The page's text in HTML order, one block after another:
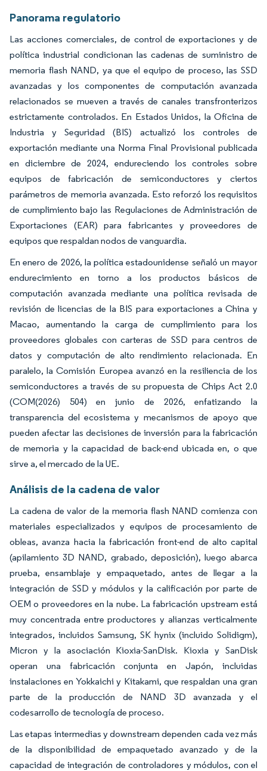
Panorama regulatorio
Las acciones comerciales, de control de exportaciones y de
política industrial condicionan las cadenas de suministro de
memoria flash NAND, ya que el equipo de proceso, las SSD
avanzadas y los componentes de computación avanzada
relacionados se mueven a través de canales transfronterizos
estrictamente controlados. En Estados Unidos, la Oficina de
Industria y Seguridad (BIS) actualizó los controles de
exportación mediante una Norma Final Provisional publicada
en diciembre de 2024, endureciendo los controles sobre
equipos de fabricación de semiconductores y ciertos
parámetros de memoria avanzada. Esto reforzó los requisitos
de cumplimiento bajo las Regulaciones de Administración de
Exportaciones (EAR) para fabricantes y proveedores de
equipos que respaldan nodos de vanguardia.
En enero de 2026, la política estadounidense señaló un mayor
endurecimiento en torno a los productos básicos de
computación avanzada mediante una política revisada de
revisión de licencias de la BIS para exportaciones a China y
Macao, aumentando la carga de cumplimiento para los
proveedores globales con carteras de SSD para centros de
datos y computación de alto rendimiento relacionada. En
paralelo, la Comisión Europea avanzó en la resiliencia de los
semiconductores a través de su propuesta de Chips Act 2.0
(COM(2026) 504) en junio de 2026, enfatizando la
transparencia del ecosistema y mecanismos de apoyo que
pueden afectar las decisiones de inversión para la fabricación
de memoria y la capacidad de back-end ubicada en, o que
sirve a, el mercado de la UE.
Análisis de la cadena de valor
La cadena de valor de la memoria flash NAND comienza con
materiales especializados y equipos de procesamiento de
obleas, avanza hacia la fabricación front-end de alto capital
(apilamiento 3D NAND, grabado, deposición), luego abarca
prueba, ensamblaje y empaquetado, antes de llegar a la
integración de SSD y módulos y la calificación por parte de
OEM o proveedores en la nube. La fabricación upstream está
muy concentrada entre productores y alianzas verticalmente
integrados, incluidos Samsung, SK hynix (incluido Solidigm),
Micron y la asociación Kioxia-SanDisk. Kioxia y SanDisk
operan una fabricación conjunta en Japón, incluidas
instalaciones en Yokkaichi y Kitakami, que respaldan una gran
parte de la producción de NAND 3D avanzada y el
codesarrollo de tecnología de proceso.
Las etapas intermedias y downstream dependen cada vez más
de la disponibilidad de empaquetado avanzado y de la
capacidad de integración de controladores y módulos, con el